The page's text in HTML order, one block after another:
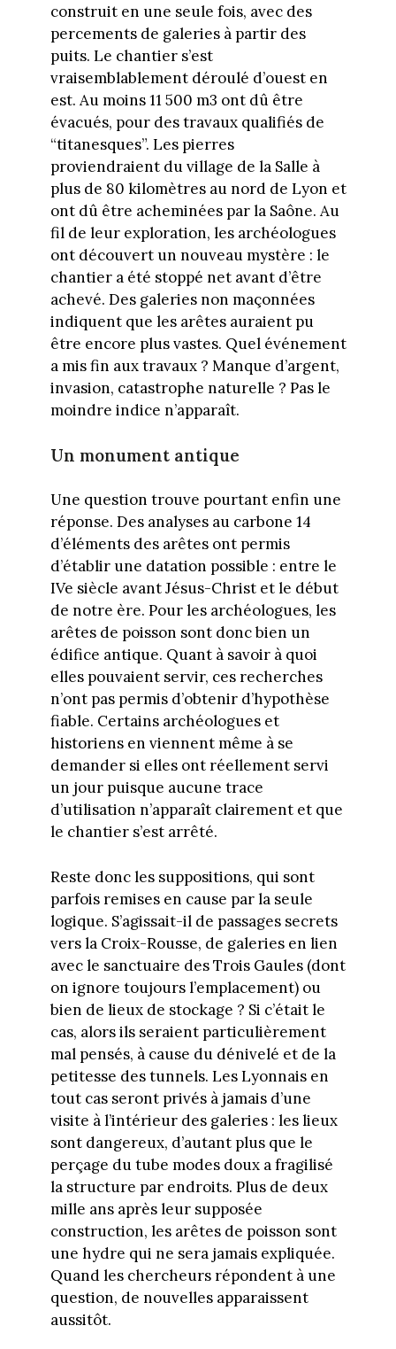
construit en une seule fois, avec des
percements de galeries à partir des
puits. Le chantier s’est
vraisemblablement déroulé d’ouest en
est. Au moins 11 500 m3 ont dû être
évacués, pour des travaux qualifiés de
“titanesques”. Les pierres
proviendraient du village de la Salle à
plus de 80 kilomètres au nord de Lyon et
ont dû être acheminées par la Saône. Au
fil de leur exploration, les archéologues
ont découvert un nouveau mystère : le
chantier a été stoppé net avant d’être
achevé. Des galeries non maçonnées
indiquent que les arêtes auraient pu
être encore plus vastes. Quel événement
a mis fin aux travaux ? Manque d’argent,
invasion, catastrophe naturelle ? Pas le
moindre indice n’apparaît.
Un monument antique
Une question trouve pourtant enfin une
réponse. Des analyses au carbone 14
d’éléments des arêtes ont permis
d’établir une datation possible : entre le
IVe siècle avant Jésus-Christ et le début
de notre ère. Pour les archéologues, les
arêtes de poisson sont donc bien un
édifice antique. Quant à savoir à quoi
elles pouvaient servir, ces recherches
n’ont pas permis d’obtenir d’hypothèse
fiable. Certains archéologues et
historiens en viennent même à se
demander si elles ont réellement servi
un jour puisque aucune trace
d’utilisation n’apparaît clairement et que
le chantier s’est arrêté.
Reste donc les suppositions, qui sont
parfois remises en cause par la seule
logique. S’agissait-il de passages secrets
vers la Croix-Rousse, de galeries en lien
avec le sanctuaire des Trois Gaules (dont
on ignore toujours l’emplacement) ou
bien de lieux de stockage ? Si c’était le
cas, alors ils seraient particulièrement
mal pensés, à cause du dénivelé et de la
petitesse des tunnels. Les Lyonnais en
tout cas seront privés à jamais d’une
visite à l’intérieur des galeries : les lieux
sont dangereux, d’autant plus que le
perçage du tube modes doux a fragilisé
la structure par endroits. Plus de deux
mille ans après leur supposée
construction, les arêtes de poisson sont
une hydre qui ne sera jamais expliquée.
Quand les chercheurs répondent à une
question, de nouvelles apparaissent
aussitôt.